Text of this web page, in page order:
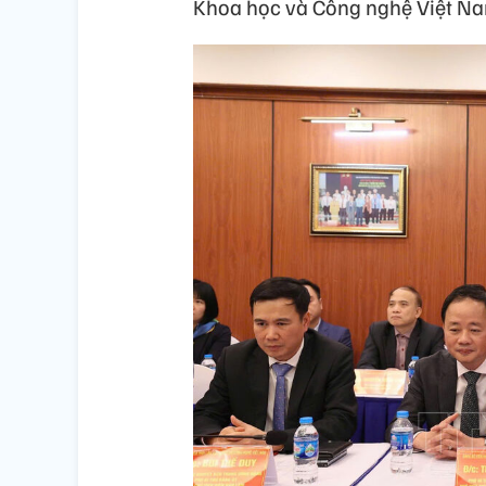
Khoa học và Công nghệ Việt